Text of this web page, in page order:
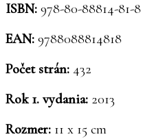
ISBN: 978-80-88814-81-8
EAN: 9788088814818
Počet strán: 432
Rok 1. vydania: 2013
Rozmer: 11 x 15 cm